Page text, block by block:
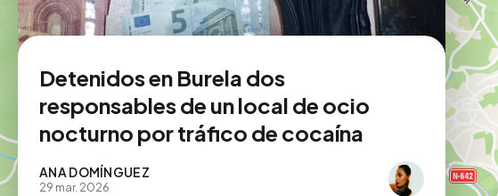
Detenidos en Burela dos
responsables de un local de ocio
nocturno por tráfico de cocaína
ANA DOMÍNGUEZ
29 mar. 2026